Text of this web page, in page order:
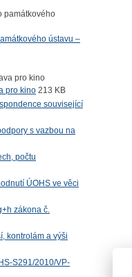
ústavu –
pro kino 213 KB
související
s vazbou na
počtu
ÚOHS ve věci
zákona č.
kontrolám a výši
S291/2010/VP-